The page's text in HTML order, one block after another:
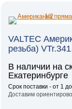
VALTEC
резьба)
В наличии на
Екатеринбурге
Срок поставки - от 1
Доставим